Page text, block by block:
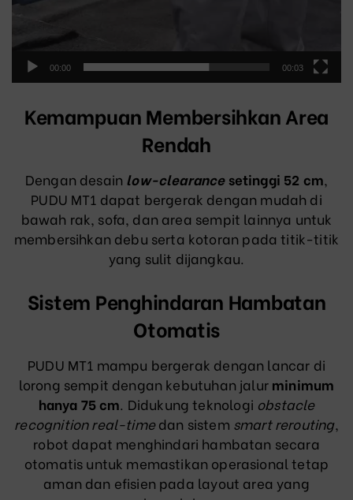
00:00 00:03
Kemampuan Membersihkan Area
Rendah
Dengan desain low-clearancesetinggi 52 cm,
PUDU MT1 dapat bergerak dengan mudah di
bawah rak, sofa, dan area sempit lainnya untuk
membersihkan debu serta kotoran pada titik-titik
yang sulit dijangkau.
Sistem Penghindaran Hambatan
Otomatis
PUDU MT1 mampu bergerak dengan lancar di
lorong sempit dengan kebutuhan jalur minimum
hanya 75 cm. Didukung teknologi obstacle
recognition real-timedan sistem smart rerouting,
robot dapat menghindari hambatan secara
otomatis untuk memastikan operasional tetap
aman dan efisien pada layout area yang